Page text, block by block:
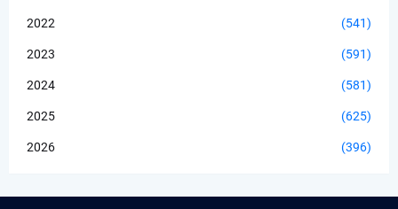
2022 (541)
2023 (591)
2024 (581)
2025 (625)
2026 (396)